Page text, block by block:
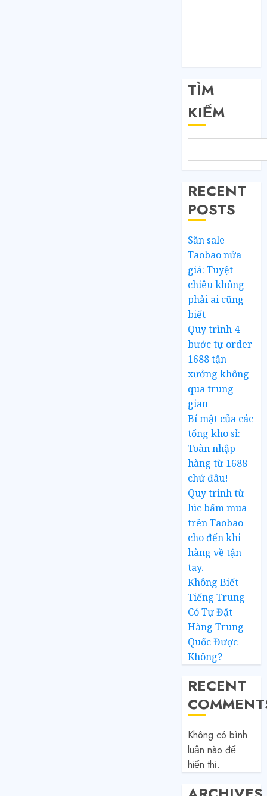
TÌM
KIẾM
RECENT
POSTS
Săn sale
Taobao nửa
giá: Tuyệt
chiêu không
phải ai cũng
biết
Quy trình 4
bước tự order
1688 tận
xưởng không
qua trung
gian
Bí mật của các
tổng kho sỉ:
Toàn nhập
hàng từ 1688
chứ đâu!
Quy trình từ
lúc bấm mua
trên Taobao
cho đến khi
hàng về tận
tay.
Không Biết
Tiếng Trung
Có Tự Đặt
Hàng Trung
Quốc Được
Không?
RECENT
Không có bình
luận nào để
hiển thị.